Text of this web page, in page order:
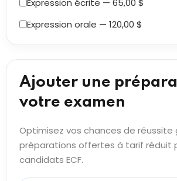
Expression écrite — 65,00 $
Expression orale — 120,00 $
Ajouter une
votre examen
Optimisez vos chances de réussite
préparations offertes à tarif réduit
candidats ECF.